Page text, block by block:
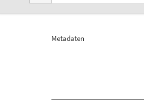
Metadaten